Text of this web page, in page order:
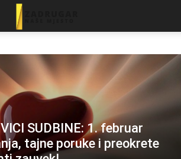
SUDBINE: 1. februar
tajne poruke i preokrete